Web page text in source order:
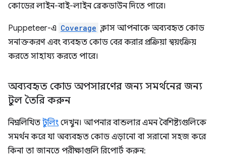
কোডের লাইন-বাই-লাইন ব্রেকডাউন দিতে পারে।
Puppeteer-এ Coverage ক্লাস আপনাকে অব্যবহৃত কোড
সনাক্তকরণ এবং ব্যবহৃত কোড বের করার প্রক্রিয়া স্বয়ংক্রিয়
করতে সাহায্য করতে পারে।
অব্যবহৃত কোড অপসারণের জন্য সমর্থনের জন্য
টুল তৈরি করুন
নিম্নলিখিত টুলিং দেখুন। আপনার বান্ডলার এমন বৈশিষ্ট্যগুলিকে
সমর্থন করে যা অব্যবহৃত কোড এড়ানো বা সরানো সহজ করে
কিনা তা জানতে পরীক্ষাগুলি রিপোর্ট করুন: